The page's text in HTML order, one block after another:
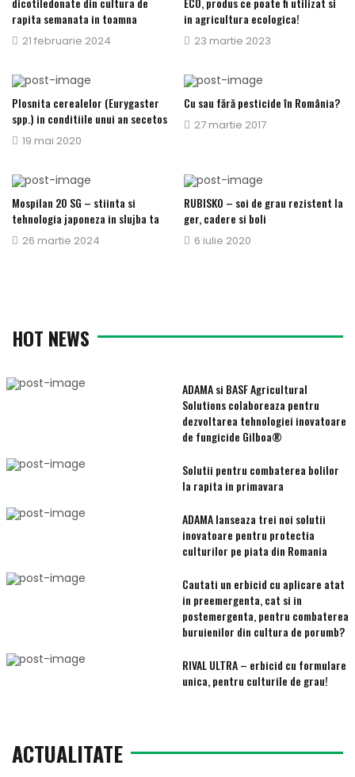
rapita semanata in toamna
Publicat
21 februarie 2024
in agricultura ecologica!
Publicat
23 martie 2023
Plosnita cerealelor (Eurygaster
spp.) in conditiile unui an secetos
Publicat
19 mai 2020
Cu sau fără pesticide în România?
Publicat
27 martie 2017
Mospilan 20 SG – stiinta si
tehnologia japoneza in slujba ta
Publicat
26 martie 2024
RUBISKO – soi de grau rezistent la
ger, cadere si boli
Publicat
6 iulie 2020
HOT NEWS
ADAMA si BASF Agricultural
Solutions colaboreaza pentru
dezvoltarea tehnologiei inovatoare
de fungicide Gilboa®
Solutii pentru combaterea bolilor
la rapita in primavara
ADAMA lanseaza trei noi solutii
inovatoare pentru protectia
culturilor pe piata din Romania
Cautati un erbicid cu aplicare atat
in preemergenta, cat si in
postemergenta, pentru combaterea
buruienilor din cultura de porumb?
RIVAL ULTRA – erbicid cu formulare
unica, pentru culturile de grau!
ACTUALITATE